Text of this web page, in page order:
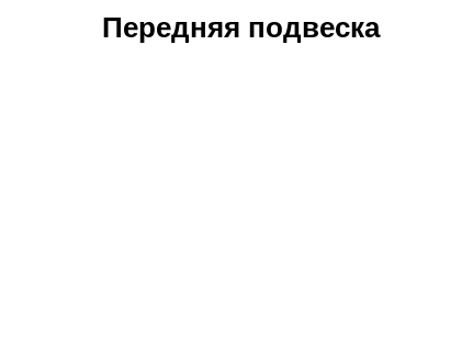
Передняя подвеска